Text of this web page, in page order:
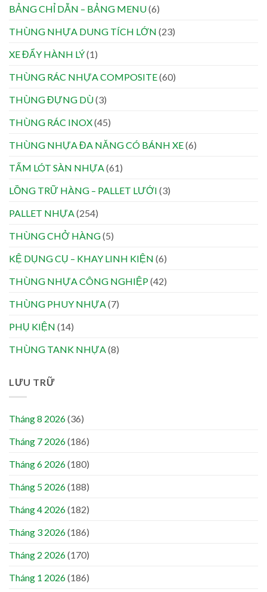
BẢNG CHỈ DẪN – BẢNG MENU(6)
THÙNG NHỰA DUNG TÍCH LỚN (23)
XE ĐẨY HÀNH LÝ(1)
THÙNG RÁC NHỰA COMPOSITE(60)
THÙNG ĐỰNG DÙ(3)
THÙNG RÁC INOX(45)
THÙNG NHỰA ĐA NĂNG CÓ BÁNH XE(6)
TẤM LÓT SÀN NHỰA(61)
LỒNG TRỮ HÀNG – PALLET LƯỚI (3)
PALLET NHỰA(254)
THÙNG CHỞ HÀNG(5)
KỆ DỤNG CỤ – KHAY LINH KIỆN (6)
THÙNG NHỰA CÔNG NGHIỆP(42)
THÙNG PHUY NHỰA(7)
PHỤ KIỆN (14)
THÙNG TANK NHỰA(8)
LƯU TRỮ
Tháng 8 2026(36)
Tháng 7 2026(186)
Tháng 6 2026(180)
Tháng 5 2026(188)
Tháng 4 2026(182)
Tháng 3 2026(186)
Tháng 2 2026(170)
Tháng 1 2026(186)